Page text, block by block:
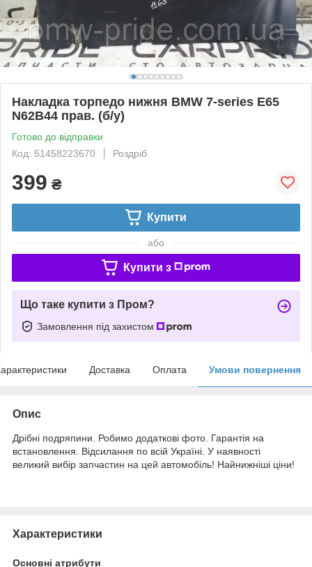
Накладка торпедо нижня BMW 7-series E65
N62B44 прав. (б/у)
Готово до відправки
Код: 51458223670
Роздріб
399 ₴
Купити
або
Купити з
Що таке купити з Пром?
Замовлення під захистом
Доставка Оплата Умови повернення
Опис
Дрібні подряпини. Робимо додаткові фото. Гарантія на
встановлення. Відсилання по всій Україні. У наявності
великий вибір запчастин на цей автомобіль! Найнижніші ціни!
Характеристики
Основні атрибути